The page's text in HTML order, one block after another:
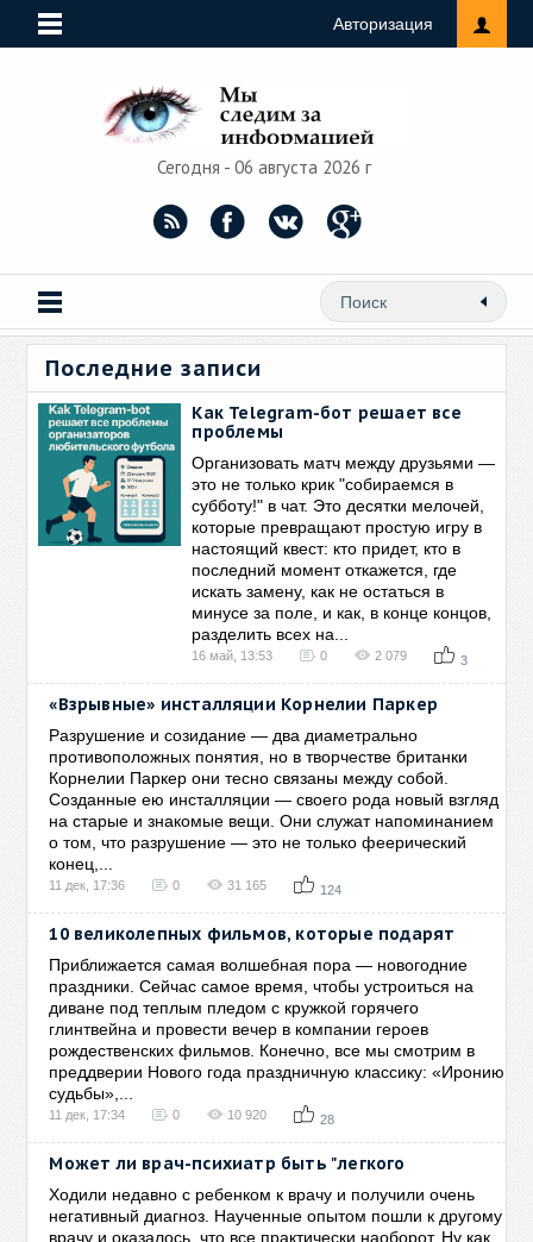
Авторизация
Сегодня - 06 августа 2026 г
Последние записи
Как Telegram-бот решает все
проблемы
Организовать матч между друзьями —
это не только крик "собираемся в
субботу!" в чат. Это десятки мелочей,
которые превращают простую игру в
настоящий квест: кто придет, кто в
последний момент откажется, где
искать замену, как не остаться в
минусе за поле, и как, в конце концов,
разделить всех на...
16 май, 13:53 0 2 079 3
«Взрывные» инсталляции Корнелии Паркер
Разрушение и созидание — два диаметрально
противоположных понятия, но в творчестве британки
Корнелии Паркер они тесно связаны между собой.
Созданные ею инсталляции — своего рода новый взгляд
на старые и знакомые вещи. Они служат напоминанием
о том, что разрушение — это не только феерический
конец,...
11 дек, 17:36 0 31 165 124
10 великолепных фильмов, которые подарят
Приближается самая волшебная пора — новогодние
праздники. Сейчас самое время, чтобы устроиться на
диване под теплым пледом с кружкой горячего
глинтвейна и провести вечер в компании героев
рождественских фильмов. Конечно, все мы смотрим в
преддверии Нового года праздничную классику: «Иронию
судьбы»,...
11 дек, 17:34 0 10 920 28
Может ли врач-психиатр быть "легкого
Ходили недавно с ребенком к врачу и получили очень
негативный диагноз. Наученные опытом пошли к другому
врачу и оказалось, что все практически наоборот. Ну как